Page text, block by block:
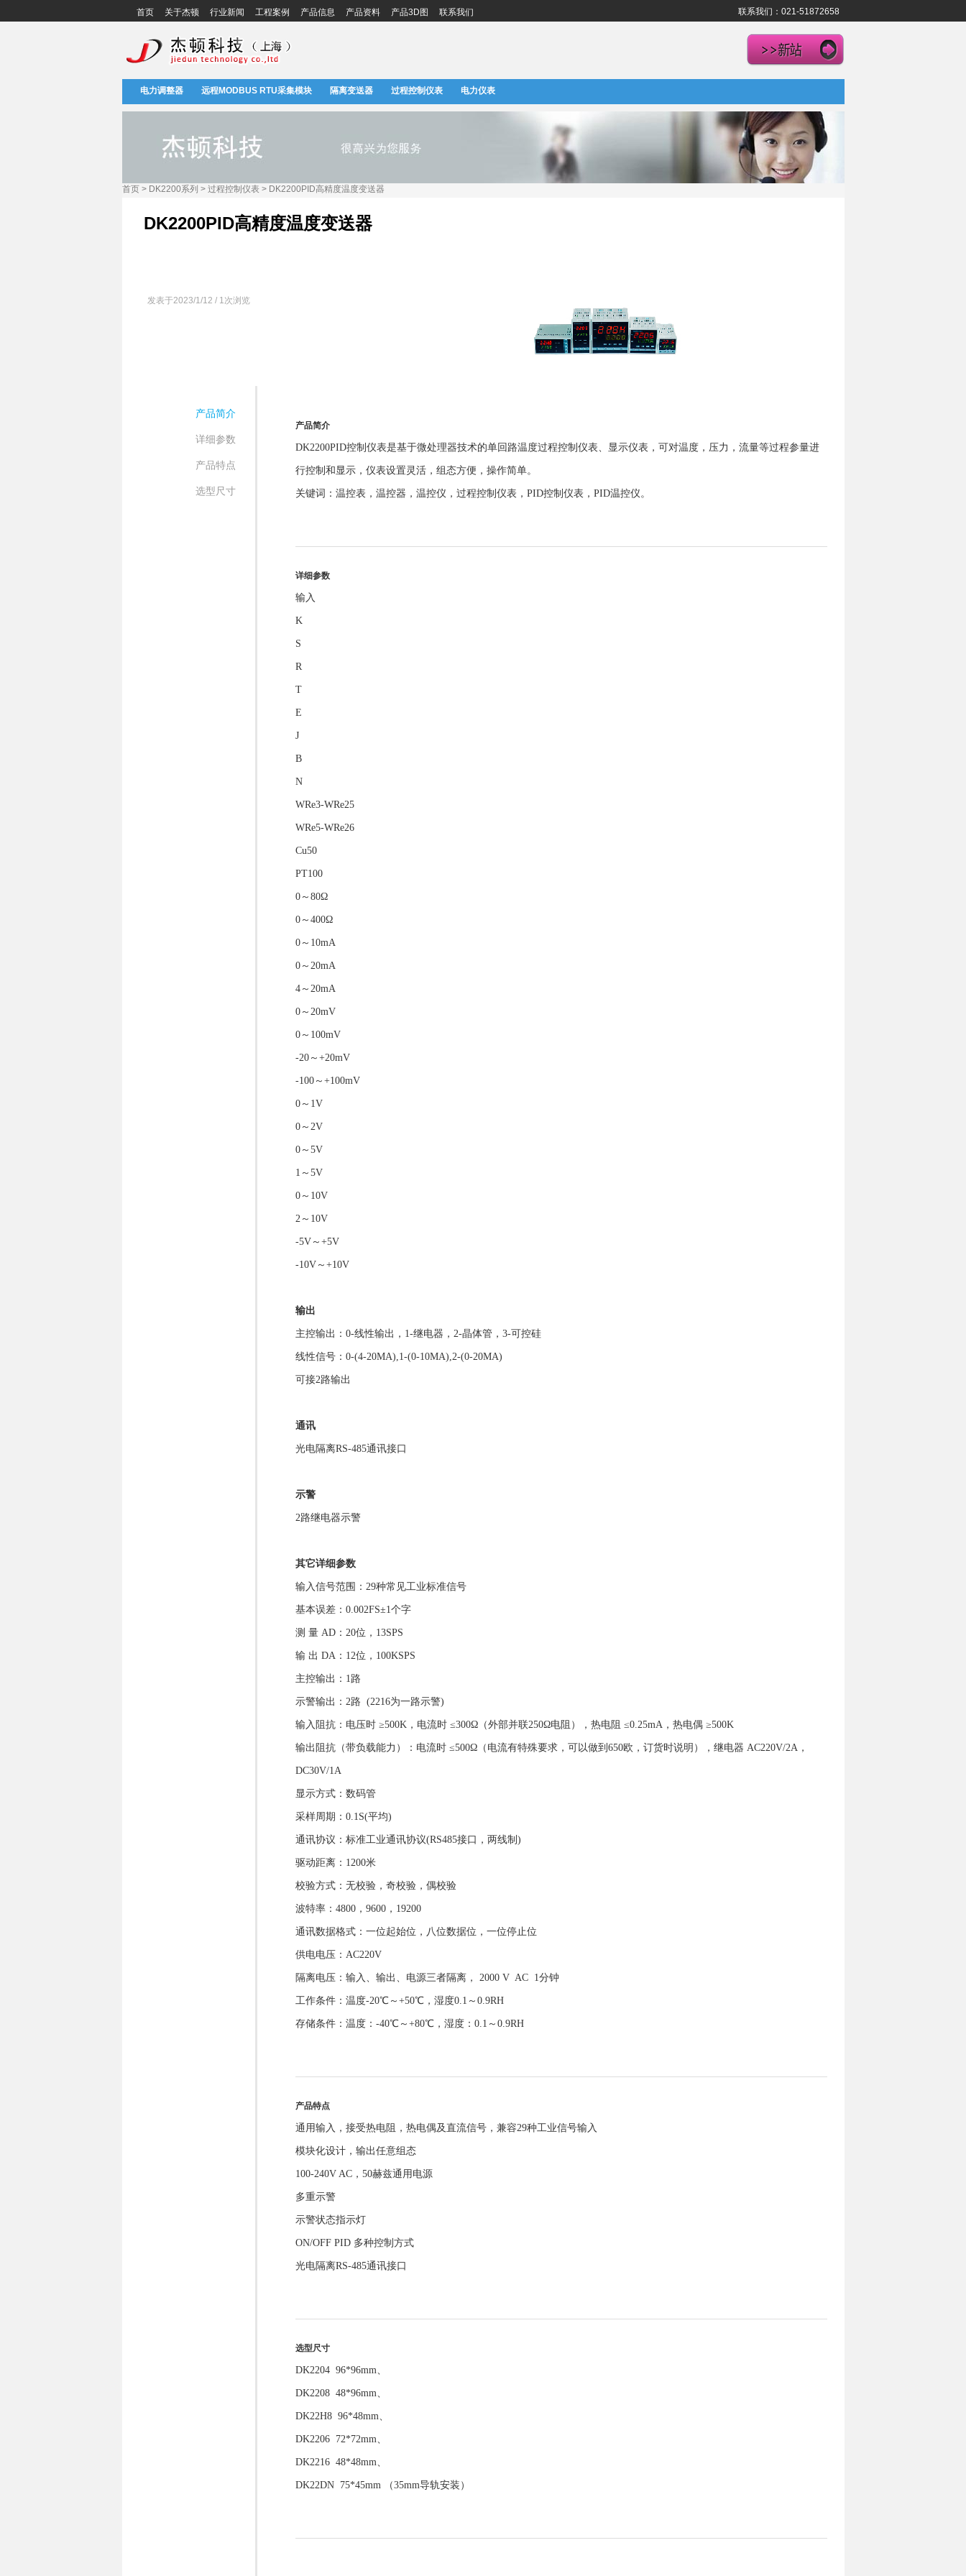
首页 关于杰顿 行业新闻 工程案例 产品信息 产品资料 产品3D图 联系我们 联系我们：021-51872658
电力调整器 远程MODBUS RTU采集模块 隔离变送器 过程控制仪表 电力仪表
首页 > DK2200系列 > 过程控制仪表 > DK2200PID高精度温度变送器
DK2200PID高精度温度变送器
发表于2023/1/12 / 1次浏览
产品简介
详细参数
产品特点
选型尺寸
产品简介
DK2200PID控制仪表是基于微处理器技术的单回路温度过程控制仪表、显示仪表，可对温度，压力，流量等过程参量进
行控制和显示，仪表设置灵活，组态方便，操作简单。
关键词：温控表，温控器，温控仪，过程控制仪表，PID控制仪表，PID温控仪。
详细参数
输入
K
S
R
T
E
J
B
N
WRe3-WRe25
WRe5-WRe26
Cu50
PT100
0～80Ω
0～400Ω
0～10mA
0～20mA
4～20mA
0～20mV
0～100mV
-20～+20mV
-100～+100mV
0～1V
0～2V
0～5V
1～5V
0～10V
2～10V
-5V～+5V
-10V～+10V
输出
主控输出：0-线性输出，1-继电器，2-晶体管，3-可控硅
线性信号：0-(4-20MA),1-(0-10MA),2-(0-20MA)
可接2路输出
通讯
光电隔离RS-485通讯接口
示警
2路继电器示警
其它详细参数
输入信号范围：29种常见工业标准信号
基本误差：0.002FS±1个字
测 量 AD：20位，13SPS
输 出 DA：12位，100KSPS
主控输出：1路
示警输出：2路 (2216为一路示警)
输入阻抗：电压时 ≥500K，电流时 ≤300Ω（外部并联250Ω电阻），热电阻 ≤0.25mA，热电偶 ≥500K
输出阻抗（带负载能力）：电流时 ≤500Ω（电流有特殊要求，可以做到650欧，订货时说明），继电器 AC220V/2A，
DC30V/1A
显示方式：数码管
采样周期：0.1S(平均)
通讯协议：标准工业通讯协议(RS485接口，两线制)
驱动距离：1200米
校验方式：无校验，奇校验，偶校验
波特率：4800，9600，19200
通讯数据格式：一位起始位，八位数据位，一位停止位
供电电压：AC220V
隔离电压：输入、输出、电源三者隔离， 2000 V AC 1分钟
工作条件：温度-20℃～+50℃，湿度0.1～0.9RH
存储条件：温度：-40℃～+80℃，湿度：0.1～0.9RH
产品特点
通用输入，接受热电阻，热电偶及直流信号，兼容29种工业信号输入
模块化设计，输出任意组态
100-240V AC，50赫兹通用电源
多重示警
示警状态指示灯
ON/OFF PID 多种控制方式
光电隔离RS-485通讯接口
选型尺寸
DK2204 96*96mm、
DK2208 48*96mm、
DK22H8 96*48mm、
DK2206 72*72mm、
DK2216 48*48mm、
DK22DN 75*45mm （35mm导轨安装）